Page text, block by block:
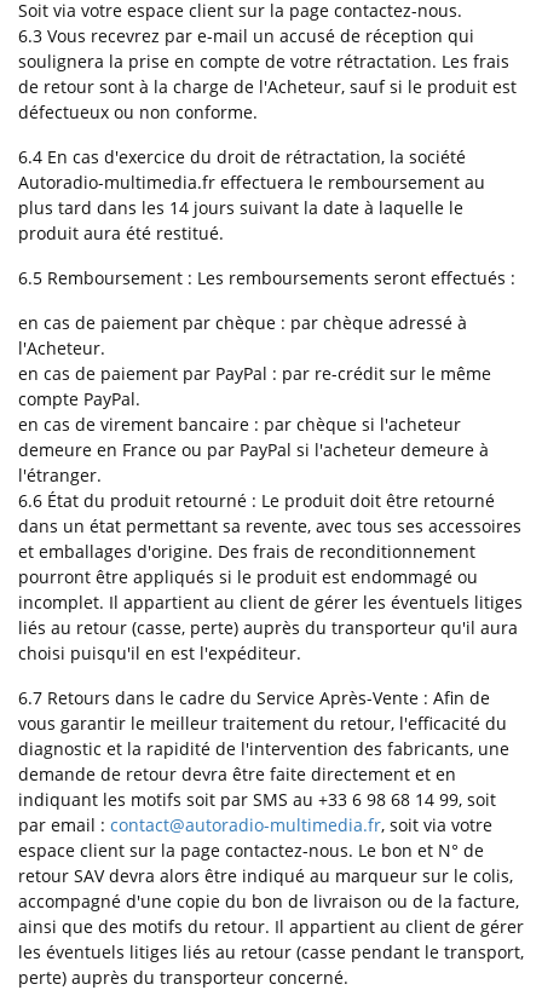
Soit via votre espace client sur la page contactez-nous.
6.3 Vous recevrez par e-mail un accusé de réception qui
soulignera la prise en compte de votre rétractation. Les frais
de retour sont à la charge de l'Acheteur, sauf si le produit est
défectueux ou non conforme.
6.4 En cas d'exercice du droit de rétractation, la société
Autoradio-multimedia.fr effectuera le remboursement au
plus tard dans les 14 jours suivant la date à laquelle le
produit aura été restitué.
6.5 Remboursement : Les remboursements seront effectués :
en cas de paiement par chèque : par chèque adressé à
l'Acheteur.
en cas de paiement par PayPal : par re-crédit sur le même
compte PayPal.
en cas de virement bancaire : par chèque si l'acheteur
demeure en France ou par PayPal si l'acheteur demeure à
l'étranger.
6.6 État du produit retourné : Le produit doit être retourné
dans un état permettant sa revente, avec tous ses accessoires
et emballages d'origine. Des frais de reconditionnement
pourront être appliqués si le produit est endommagé ou
incomplet. Il appartient au client de gérer les éventuels litiges
liés au retour (casse, perte) auprès du transporteur qu'il aura
choisi puisqu'il en est l'expéditeur.
6.7 Retours dans le cadre du Service Après-Vente : Afin de
vous garantir le meilleur traitement du retour, l'efficacité du
diagnostic et la rapidité de l'intervention des fabricants, une
demande de retour devra être faite directement et en
indiquant les motifs soit par SMS au +33 6 98 68 14 99, soit
par email : contact@autoradio-multimedia.fr, soit via votre
espace client sur la page contactez-nous. Le bon et N° de
retour SAV devra alors être indiqué au marqueur sur le colis,
accompagné d'une copie du bon de livraison ou de la facture,
ainsi que des motifs du retour. Il appartient au client de gérer
les éventuels litiges liés au retour (casse pendant le transport,
perte) auprès du transporteur concerné.